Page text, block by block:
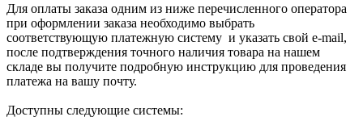
Для оплаты заказа одним из ниже перечисленного оператора
при оформлении заказа необходимо выбрать
соответствующую платежную систему и указать свой e-mail,
после подтверждения точного наличия товара на нашем
складе вы получите подробную инструкцию для проведения
платежа на вашу почту.
Доступны следующие системы: